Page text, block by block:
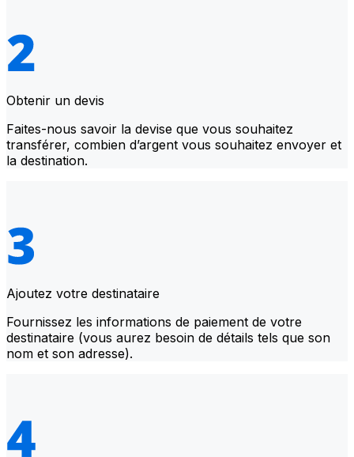
Obtenir un devis
Faites-nous savoir la devise que vous souhaitez
transférer, combien d’argent vous souhaitez envoyer et
la destination.
Ajoutez votre destinataire
Fournissez les informations de paiement de votre
destinataire (vous aurez besoin de détails tels que son
nom et son adresse).